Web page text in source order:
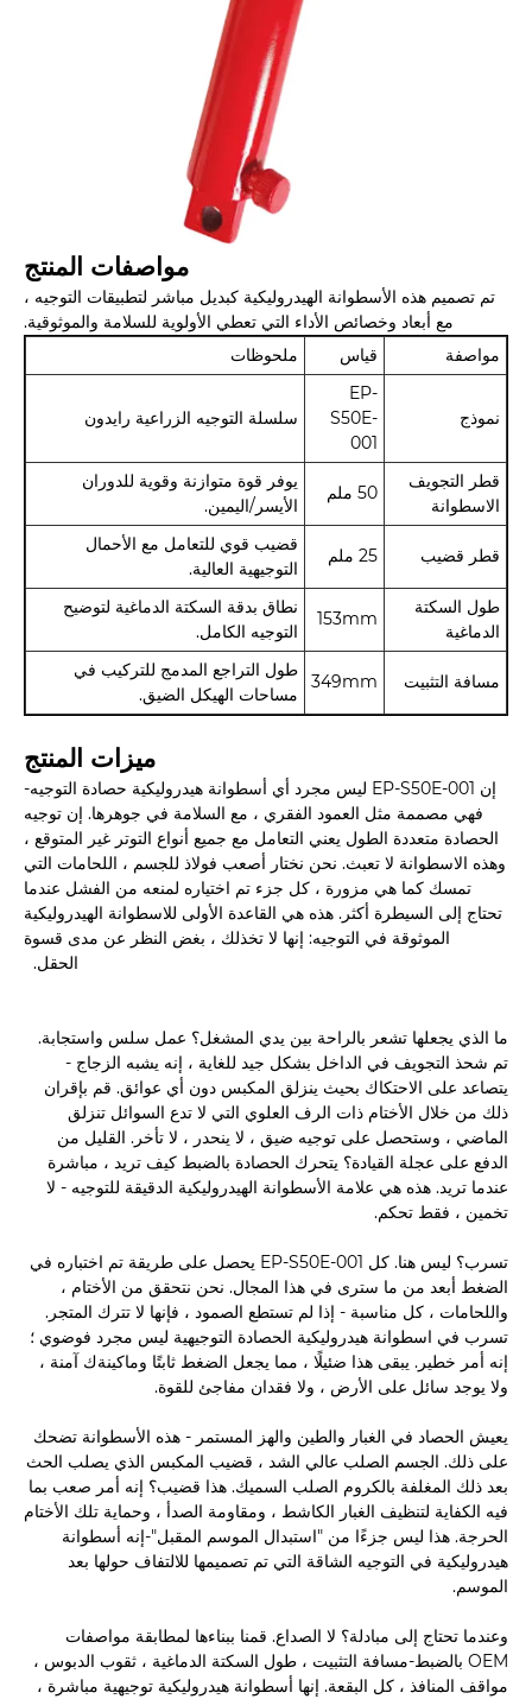
مواصفات المنتج
تم تصميم هذه الأسطوانة الهيدروليكية كبديل مباشر لتطبيقات التوجيه ،
مع أبعاد وخصائص الأداء التي تعطي الأولوية للسلامة والموثوقية.
مواصفة
قياس ملحوظات
نموذج
EP-
S50E-
001
سلسلة التوجيه الزراعية رايدون
قطر التجويف
الاسطوانة
50 ملم
يوفر قوة متوازنة وقوية للدوران
الأيسر/اليمين.
قطر قضيب 25 ملم
قضيب قوي للتعامل مع الأحمال
التوجيهية العالية.
طول السكتة
الدماغية
153mm
نطاق بدقة السكتة الدماغية لتوضيح
التوجيه الكامل.
مسافة التثبيت 349mm
طول التراجع المدمج للتركيب في
مساحات الهيكل الضيق.
ميزات المنتج
إن EP-S50E-001 ليس مجرد أي أسطوانة هيدروليكية حصادة التوجيه-
فهي مصممة مثل العمود الفقري ، مع السلامة في جوهرها. إن توجيه
الحصادة متعددة الطول يعني التعامل مع جميع أنواع التوتر غير المتوقع ،
وهذه الاسطوانة لا تعبث. نحن نختار أصعب فولاذ للجسم ، اللحامات التي
تمسك كما هي مزورة ، كل جزء تم اختياره لمنعه من الفشل عندما
تحتاج إلى السيطرة أكثر. هذه هي القاعدة الأولى للاسطوانة الهيدروليكية
الموثوقة في التوجيه: إنها لا تخذلك ، بغض النظر عن مدى قسوة
الحقل.
ما الذي يجعلها تشعر بالراحة بين يدي المشغل؟ عمل سلس واستجابة.
تم شحذ التجويف في الداخل بشكل جيد للغاية ، إنه يشبه الزجاج -
يتصاعد على الاحتكاك بحيث ينزلق المكبس دون أي عوائق. قم بإقران
ذلك من خلال الأختام ذات الرف العلوي التي لا تدع السوائل تنزلق
الماضي ، وستحصل على توجيه ضيق ، لا ينحدر ، لا تأخر. القليل من
الدفع على عجلة القيادة؟ يتحرك الحصادة بالضبط كيف تريد ، مباشرة
عندما تريد. هذه هي علامة الأسطوانة الهيدروليكية الدقيقة للتوجيه - لا
تخمين ، فقط تحكم.
تسرب؟ ليس هنا. كل EP-S50E-001 يحصل على طريقة تم اختباره في
الضغط أبعد من ما سترى في هذا المجال. نحن نتحقق من الأختام ،
واللحامات ، كل مناسبة - إذا لم تستطع الصمود ، فإنها لا تترك المتجر.
تسرب في اسطوانة هيدروليكية الحصادة التوجيهية ليس مجرد فوضوي ؛
إنه أمر خطير. يبقى هذا ضئيلًا ، مما يجعل الضغط ثابتًا وماكينةك آمنة ،
ولا يوجد سائل على الأرض ، ولا فقدان مفاجئ للقوة.
يعيش الحصاد في الغبار والطين والهز المستمر - هذه الأسطوانة تضحك
على ذلك. الجسم الصلب عالي الشد ، قضيب المكبس الذي يصلب الحث
بعد ذلك المغلفة بالكروم الصلب السميك. هذا قضيب؟ إنه أمر صعب بما
فيه الكفاية لتنظيف الغبار الكاشط ، ومقاومة الصدأ ، وحماية تلك الأختام
الحرجة. هذا ليس جزءًا من "استبدال الموسم المقبل"-إنه أسطوانة
هيدروليكية في التوجيه الشاقة التي تم تصميمها للالتفاف حولها بعد
الموسم.
وعندما تحتاج إلى مبادلة؟ لا الصداع. قمنا ببناءها لمطابقة مواصفات
OEM بالضبط-مسافة التثبيت ، طول السكتة الدماغية ، ثقوب الدبوس ،
مواقف المنافذ ، كل البقعة. إنها أسطوانة هيدروليكية توجيهية مباشرة ،